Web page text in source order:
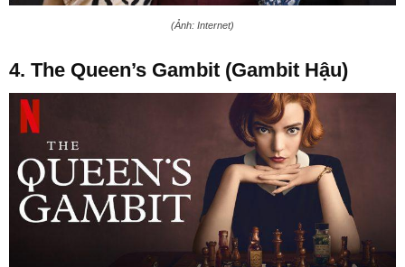
(Ảnh: Internet)
4. The Queen’s Gambit (Gambit Hậu)